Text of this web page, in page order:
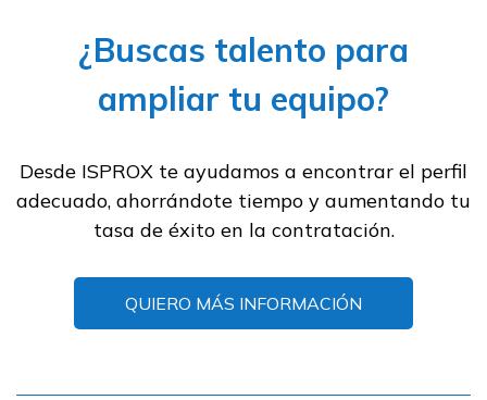
¿Buscas talento para
ampliar tu equipo?
Desde ISPROX te ayudamos a encontrar el perfil
adecuado, ahorrándote tiempo y aumentando tu
tasa de éxito en la contratación.
QUIERO MÁS INFORMACIÓN